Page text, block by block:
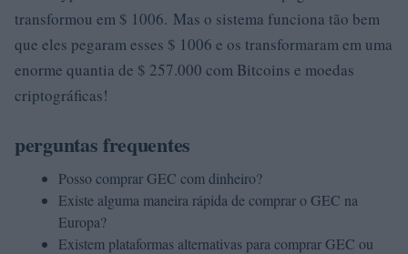
transformou em $ 1006. Mas o sistema funciona tão bem
que eles pegaram esses $ 1006 e os transformaram em uma
enorme quantia de $ 257.000 com Bitcoins e moedas
criptográficas!
perguntas frequentes
Posso comprar GEC com dinheiro?
Existe alguma maneira rápida de comprar o GEC na
Europa?
Existem plataformas alternativas para comprar GEC ou